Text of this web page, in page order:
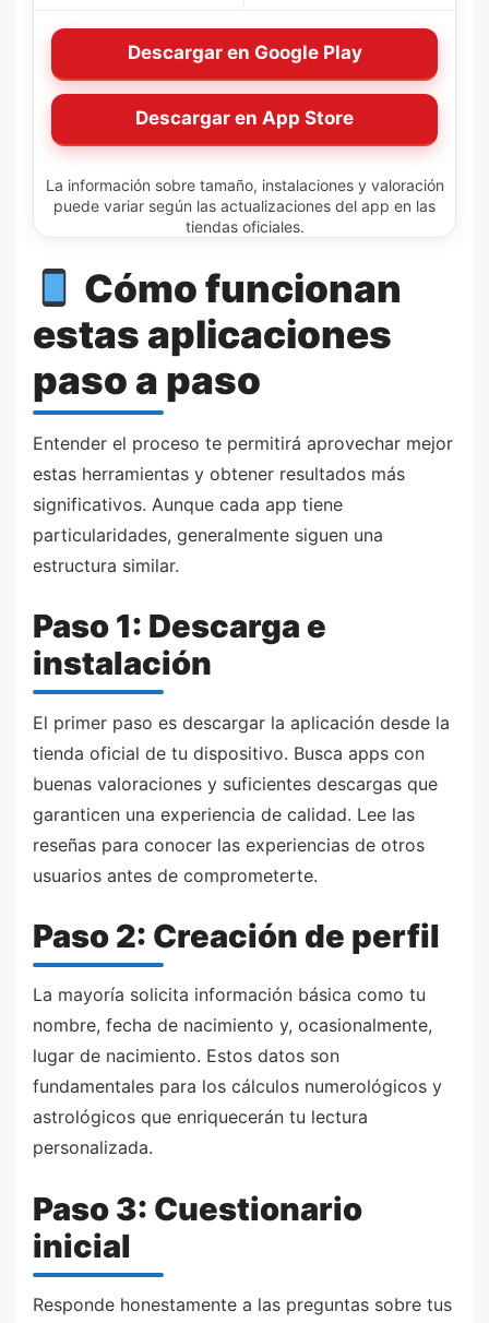
Descargar en Google Play
Descargar en App Store
La información sobre tamaño, instalaciones y valoración
puede variar según las actualizaciones del app en las
tiendas oficiales.
Cómo funcionan
estas aplicaciones
paso a paso
Entender el proceso te permitirá aprovechar mejor
estas herramientas y obtener resultados más
significativos. Aunque cada app tiene
particularidades, generalmente siguen una
estructura similar.
Paso 1: Descarga e
instalación
El primer paso es descargar la aplicación desde la
tienda oficial de tu dispositivo. Busca apps con
buenas valoraciones y suficientes descargas que
garanticen una experiencia de calidad. Lee las
reseñas para conocer las experiencias de otros
usuarios antes de comprometerte.
Paso 2: Creación de perfil
La mayoría solicita información básica como tu
nombre, fecha de nacimiento y, ocasionalmente,
lugar de nacimiento. Estos datos son
fundamentales para los cálculos numerológicos y
astrológicos que enriquecerán tu lectura
personalizada.
Paso 3: Cuestionario
inicial
Responde honestamente a las preguntas sobre tus